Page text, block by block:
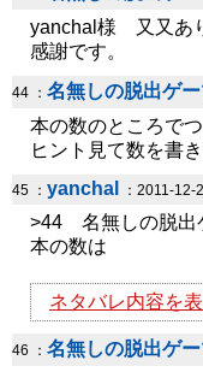
yanchal様 又又あ
感謝です。
44 ： 名無しの脱出ゲ
本の数のところで
ヒント見て数を書
45 ： yanchal ：2011-12-
>44 名無しの脱出
本の数は
ネタバレ内容を
46 ： 名無しの脱出ゲ